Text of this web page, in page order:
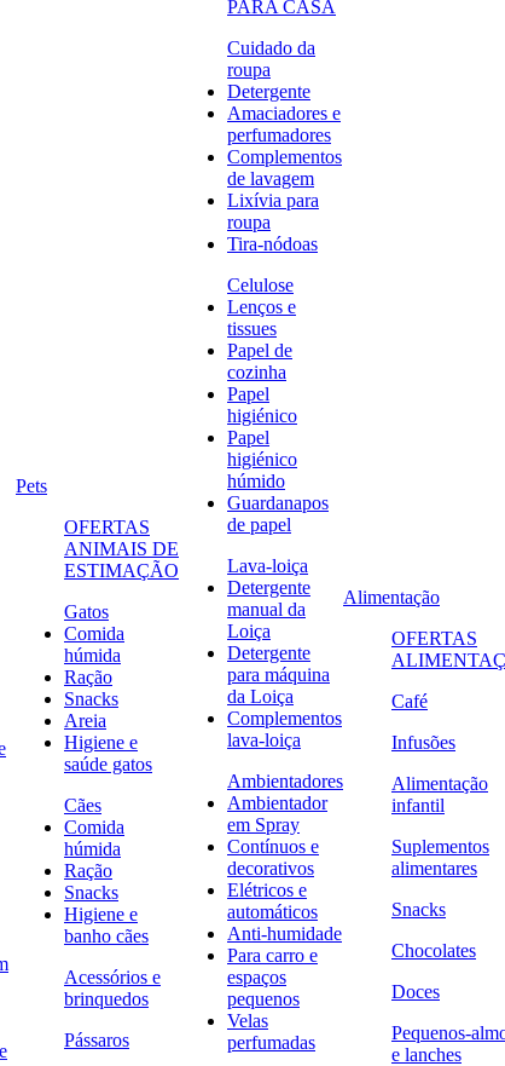
Pets
OFERTAS
ANIMAIS DE
ESTIMAÇÃO
Gatos
Comida
húmida
Ração
Snacks
Areia
Higiene e
saúde gatos
Cães
Comida
húmida
Ração
Snacks
Higiene e
banho cães
Acessórios e
brinquedos
Pássaros
PARA CASA
Cuidado da
roupa
Detergente
Amaciadores e
perfumadores
Complementos
de lavagem
Lixívia para
roupa
Tira-nódoas
Celulose
Lenços e
tissues
Papel de
cozinha
Papel
higiénico
Papel
higiénico
húmido
Guardanapos
de papel
Lava-loiça
Detergente
manual da
Loiça
Detergente
para máquina
da Loiça
Complementos
lava-loiça
Ambientadores
Ambientador
em Spray
Contínuos e
decorativos
Elétricos e
automáticos
Anti-humidade
Para carro e
espaços
pequenos
Velas
perfumadas
Alimentação
OFERTAS
Café
Infusões
Alimentação
infantil
Suplementos
alimentares
Snacks
Chocolates
Doces
Pequenos-
e lanches